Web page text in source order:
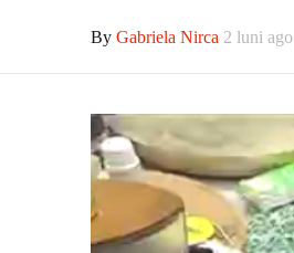
By Gabriela Nirca 2 luni ago